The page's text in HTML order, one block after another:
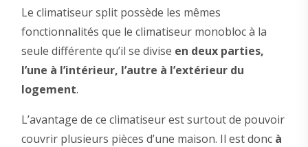
Le climatiseur split possède les mêmes
fonctionnalités que le climatiseur monobloc à la
seule différente qu’il se divise en deux parties,
l’une à l’intérieur, l’autre à l’extérieur du
logement.
L’avantage de ce climatiseur est surtout de pouvoir
couvrir plusieurs pièces d’une maison. Il est donc à